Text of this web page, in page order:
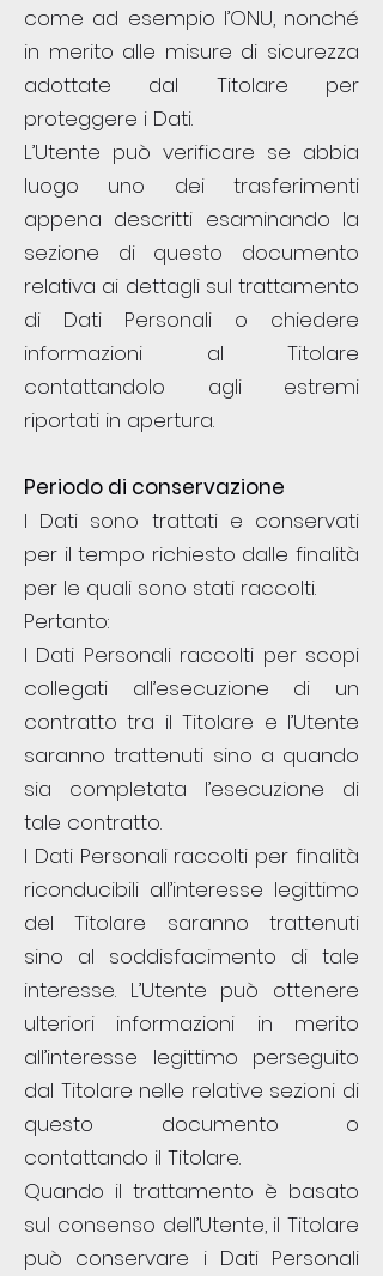
come ad esempio l’ONU, nonché
in merito alle misure di sicurezza
adottate dal Titolare per
proteggere i Dati.
L’Utente può verificare se abbia
luogo uno dei trasferimenti
appena descritti esaminando la
sezione di questo documento
relativa ai dettagli sul trattamento
di Dati Personali o chiedere
informazioni al Titolare
contattandolo agli estremi
riportati in apertura.
Periodo di conservazione
I Dati sono trattati e conservati
per il tempo richiesto dalle finalità
per le quali sono stati raccolti.
Pertanto:
I Dati Personali raccolti per scopi
collegati all’esecuzione di un
contratto tra il Titolare e l’Utente
saranno trattenuti sino a quando
sia completata l’esecuzione di
tale contratto.
I Dati Personali raccolti per finalità
riconducibili all’interesse legittimo
del Titolare saranno trattenuti
sino al soddisfacimento di tale
interesse. L’Utente può ottenere
ulteriori informazioni in merito
all’interesse legittimo perseguito
dal Titolare nelle relative sezioni di
questo documento o
contattando il Titolare.
Quando il trattamento è basato
sul consenso dell’Utente, il Titolare
può conservare i Dati Personali